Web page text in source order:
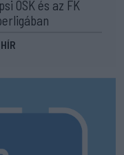
OSK és az FK